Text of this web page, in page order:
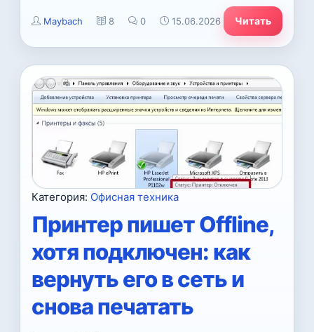
Maybach 8 0 15.06.2026 Читать
Категория: Офисная техника
Принтер пишет Offline,
хотя подключен: как
вернуть его в сеть и
снова печатать